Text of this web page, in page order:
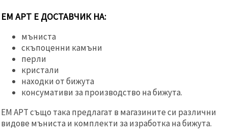
ЕМ АРТ Е ДОСТАВЧИК НА:
мъниста
скъпоценни камъни
перли
кристали
находки от бижута
консумативи за производство на бижута.
ЕМ АРТ също така предлагат в магазините си различни
видове мъниста и комплекти за изработка на бижута.